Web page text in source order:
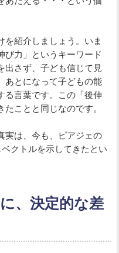
を紹介しましょう。いま
び力」というキーワード
出さず、子ども信じて見
あとになって子どもの能
る言葉です。この「後伸
ことと同じなのです。
実は、今も、ピアジェの
クトルを示してきたとい
、決定的な差